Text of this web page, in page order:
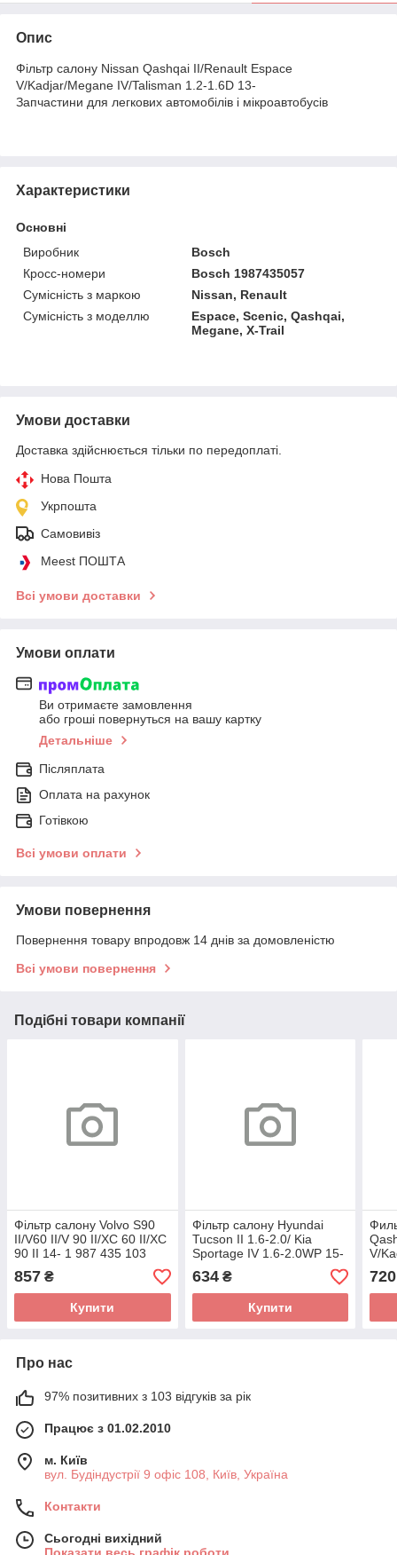
Опис
Фільтр салону Nissan Qashqai II/Renault Espace
V/Kadjar/Megane IV/Talisman 1.2-1.6D 13-
Запчастини для легкових автомобілів і мікроавтобусів
Характеристики
Основні
Виробник
Bosch
Кросс-номери
Bosch 1987435057
Сумісність з маркою
Nissan, Renault
Сумісність з моделлю
Espace, Scenic, Qashqai,
Megane, X-Trail
Умови доставки
Доставка здійснюється тільки по передоплаті.
Нова Пошта
Укрпошта
Самовивіз
Meest ПОШТА
Всі умови доставки
Умови оплати
Ви отримаєте замовлення
або гроші повернуться на вашу картку
Детальніше
Післяплата
Оплата на рахунок
Готівкою
Всі умови оплати
Умови повернення
Повернення товару впродовж 14 днів за домовленістю
Всі умови повернення
Подібні товари компанії
Фільтр салону Volvo S90
II/V60 II/V 90 II/XC 60 II/XC
90 II 14- 1 987 435 103
(BOSCH)
857 ₴
Купити
Фільтр салону Hyundai
Tucson II 1.6-2.0/ Kia
Sportage IV 1.6-2.0WP 15-
1 987 435 133 (BOSCH)
634₴
Купити
V/
IV/
720
Про нас
97% позитивних з 103 відгуків за рік
Працює з 01.02.2010
м. Київ
вул. Будіндустрії 9 офіс 108, Київ, Україна
Контакти
Сьогодні вихідний